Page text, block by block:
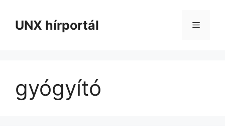
tartalomba
UNX hírportál Menü
gyógyító